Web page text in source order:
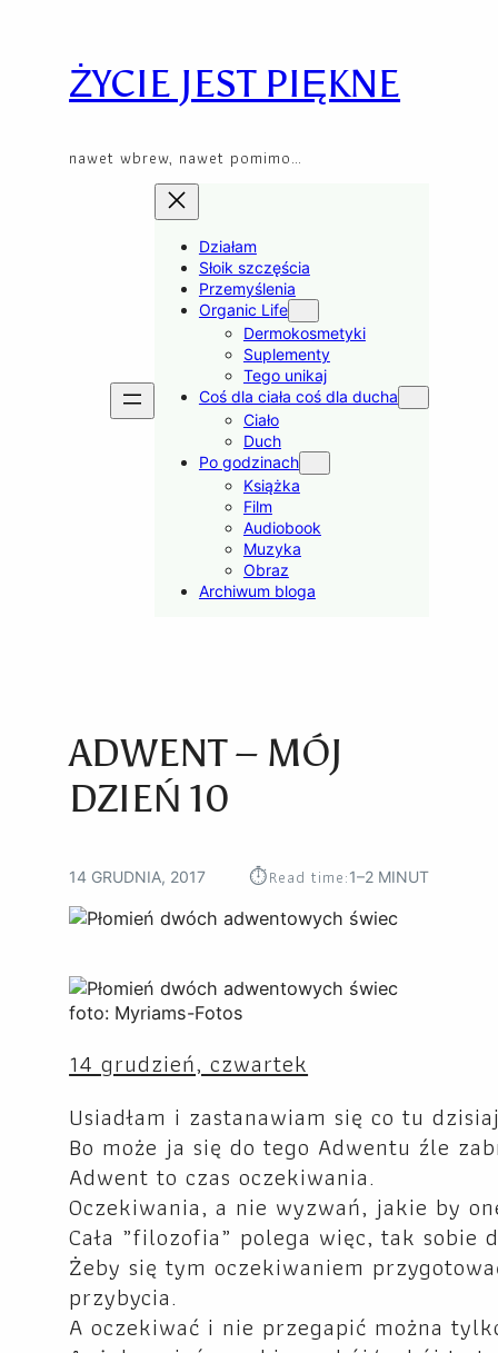
contentŻYCIE JEST PIĘKNE
nawet wbrew, nawet pomimo…
Działam
Słoik szczęścia
Przemyślenia
Organic Life
Dermokosmetyki
Suplementy
Tego unikaj
Coś dla ciała coś dla ducha
Ciało
Duch
Po godzinach
Książka
Film
Audiobook
Muzyka
Obraz
Archiwum bloga
ADWENT – MÓJ
DZIEŃ 10
14 GRUDNIA, 2017 ⏱︎Read time:1–2 MINUT
foto: Myriams-Fotos
14 grudzień, czwartek
Usiadłam i zastanawiam się co tu
Bo może ja się do tego Adwentu źle
Adwent to czas oczekiwania.
Oczekiwania, a nie wyzwań, jakie by
Cała „filozofia” polega więc, tak
Żeby się tym oczekiwaniem
przybycia.
A oczekiwać i nie przegapić można